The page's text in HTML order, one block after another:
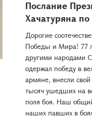
Послание
Хачатуряна
Дорогие
Победы и Мира! 77
другими народами
одержал победу в
армяне, внесли
тысяч ушедших на
поля боя. Наш
наших павших в